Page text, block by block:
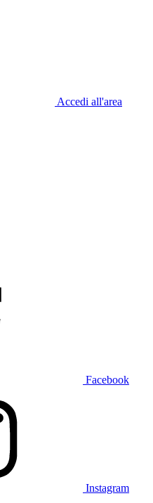
Accedi all'area
Facebook
Instagram